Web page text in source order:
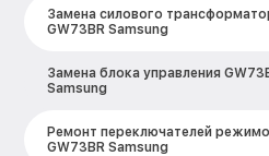
Замена силового
GW73BR Samsung
Замена блока управления
Samsung
Ремонт переключателей
GW73BR Samsung